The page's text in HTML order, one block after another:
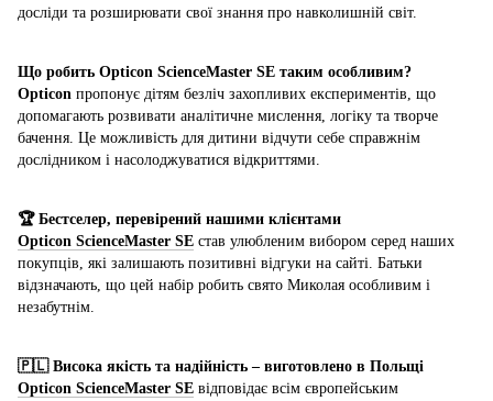
досліди та розширювати свої знання про навколишній світ.
Що робить Opticon ScienceMaster SE таким особливим?
Opticon пропонує дітям безліч захопливих експериментів, що
допомагають розвивати аналітичне мислення, логіку та творче
бачення. Це можливість для дитини відчути себе справжнім
дослідником і насолоджуватися відкриттями.
🏆 Бестселер, перевірений нашими клієнтами
Opticon ScienceMaster SE став улюбленим вибором серед наших
покупців, які залишають позитивні відгуки на сайті. Батьки
відзначають, що цей набір робить свято Миколая особливим і
незабутнім.
🇵🇱 Висока якість та надійність – виготовлено в Польщі
Opticon ScienceMaster SE відповідає всім європейським